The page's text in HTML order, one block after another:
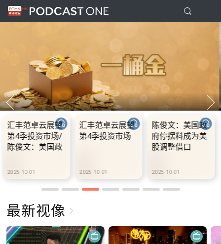
国政
为美
10.2.1 内地国庆
假期连中秋节假
期 不少内地旅客
10.2.2 2028年底
前当局提供额外
3000支高速充电
设300个电动车
充电站
10.2.3
前当局提
3000支
充电站
最新视像